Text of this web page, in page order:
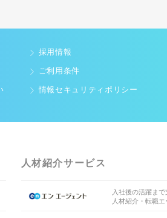
採用情報
ご利用条件
情報セキュリティポリシー
人材紹介サービス
入社後の活躍まで
人材紹介・転職エ